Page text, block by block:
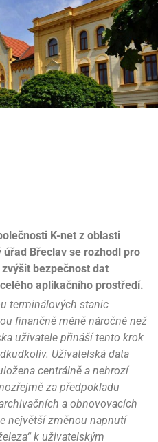
K-net z oblasti
Břeclav se rozhodl pro
bezpečnost dat
aplikačního prostředí.
terminálových stanic
finančně méně náročné než
uživatele přináší tento krok
Uživatelská data
centrálně a nehrozí
za předpokladu
a obnovovacích
největší změnou napnutí
k uživatelským